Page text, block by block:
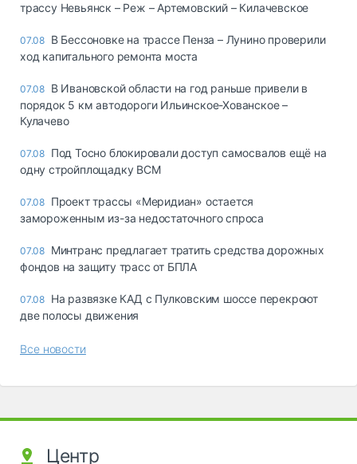
трассу Невьянск – Реж – Артемовский – Килачевское
07.08 В Бессоновке на трассе Пенза – Лунино проверили
ход капитального ремонта моста
07.08 В Ивановской области на год раньше привели в
порядок 5 км автодороги Ильинское-Хованское –
Кулачево
07.08 Под Тосно блокировали доступ самосвалов ещё на
одну стройплощадку ВСМ
07.08 Проект трассы «Меридиан» остается
замороженным из-за недостаточного спроса
07.08 Минтранс предлагает тратить средства дорожных
фондов на защиту трасс от БПЛА
07.08 На развязке КАД с Пулковским шоссе перекроют
две полосы движения
Все новости
Центр